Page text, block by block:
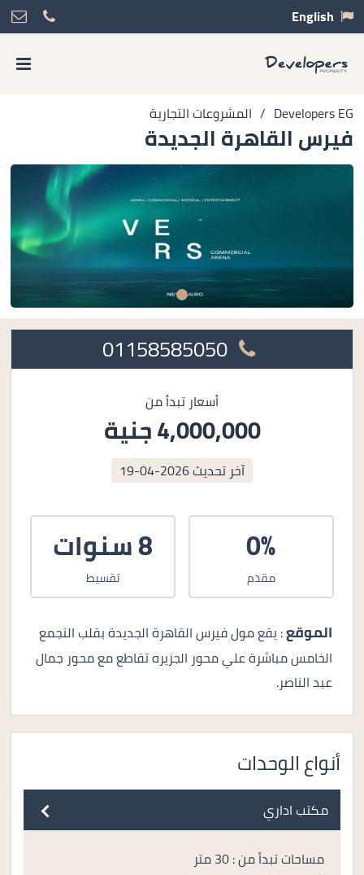
English
Developers EG
/ المشروعات التجارية
فيرس القاهرة الجديدة
أسعار تبدأ من
4,000,000 جنية
آخر تحديث2026-04-19
0%
مقدم
8 سنوات
تقسيط
الموقع: يقع مول فيرس القاهرة الجديدة بقلب التجمع
الخامس مباشرة علي محور الجزيره تقاطع مع محور جمال
عبد الناصر.
أنواع الوحدات
مكتب اداري
مساحات تبدأ من : 30 متر